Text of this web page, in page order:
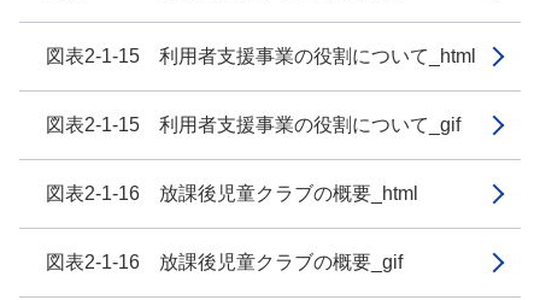
図表2-1-15 利用者支援事業の役割について_html
図表2-1-15 利用者支援事業の役割について_gif
図表2-1-16 放課後児童クラブの概要_html
図表2-1-16 放課後児童クラブの概要_gif